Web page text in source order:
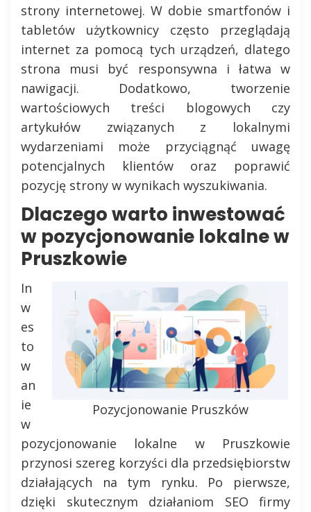
strony internetowej. W dobie smartfonów i
tabletów użytkownicy często przeglądają
internet za pomocą tych urządzeń, dlatego
strona musi być responsywna i łatwa w
nawigacji. Dodatkowo, tworzenie
wartościowych treści blogowych czy
artykułów związanych z lokalnymi
wydarzeniami może przyciągnąć uwagę
potencjalnych klientów oraz poprawić
pozycję strony w wynikach wyszukiwania.
Dlaczego warto inwestować
w pozycjonowanie lokalne w
Pruszkowie
Pozycjonowanie Pruszków
In
w
es
to
w
an
ie
w
pozycjonowanie lokalne w Pruszkowie
przynosi szereg korzyści dla przedsiębiorstw
działających na tym rynku. Po pierwsze,
dzięki skutecznym działaniom SEO firmy